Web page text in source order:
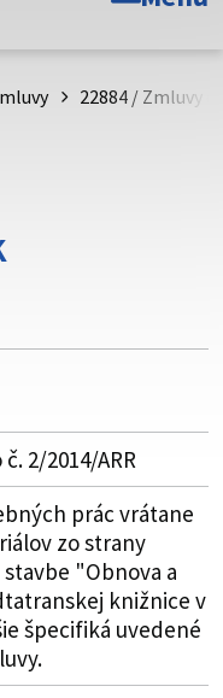
informácie iba
stránka
webového sídla.
22884 / Zmluvy o
2/2014/ARR
prác vrátane
zo strany
"Obnova a
knižnice v
špecifiká uvedené